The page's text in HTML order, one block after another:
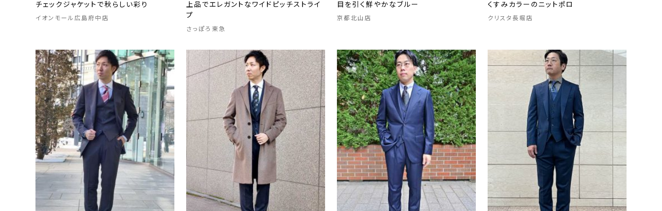
チェックジャケットで秋らしい彩り
イオンモール広島府中店
上品でエレガントなワイドピッチストライ
プ
さっぽろ東急
目を引く鮮やかなブルー
京都北山店
くすみカラーのニットポロ
クリスタ長堀店